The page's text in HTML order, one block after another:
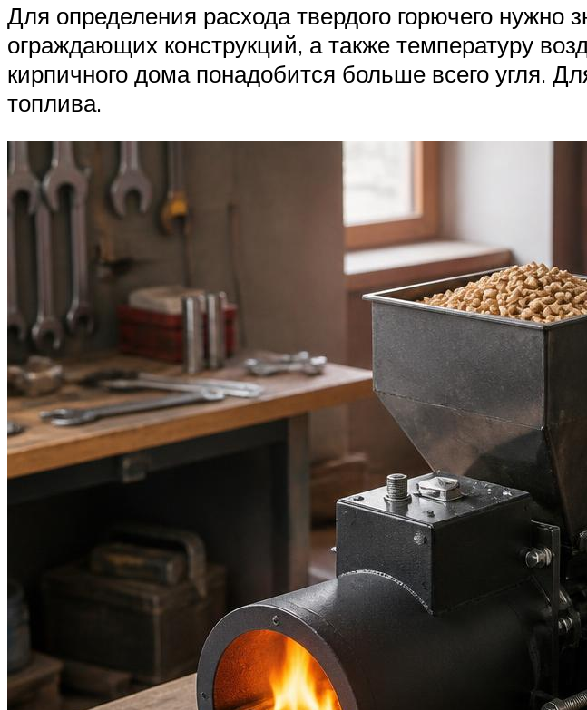
Для определения расхода твердого горючего нужно
ограждающих конструкций, а также температуру
кирпичного дома понадобится больше всего угля.
топлива.